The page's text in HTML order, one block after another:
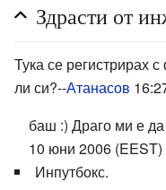
Здрасти от
Тука се регистрирах
ли си?--Атанасов
баш :) Драго ми е
10 юни 2006 (EEST)
Инпутбокс.